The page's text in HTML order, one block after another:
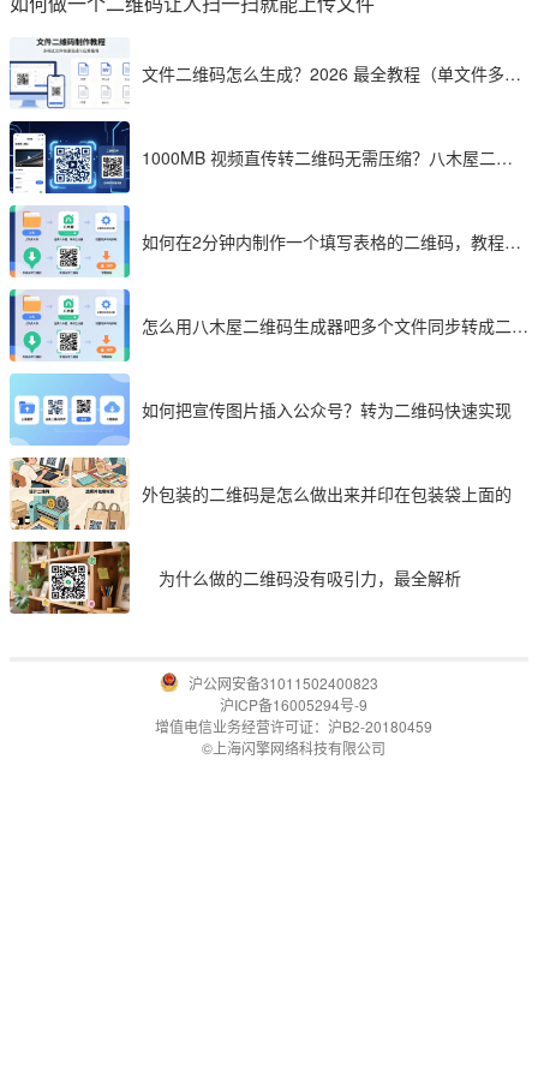
文件二维码怎么生成？2026 最全教程（单文件多文
1000MB 视频直传转二维码无需压缩？八木屋二维
如何在2分钟内制作一个填写表格的二维码，教程分
怎么用八木屋二维码生成器吧多个文件同步转成二维
如何把宣传图片插入公众号？转为二维码快速实现
外包装的二维码是怎么做出来并印在包装袋上面的
为什么做的二维码没有吸引力，最全解析
沪公网安备31011502400823
沪ICP备16005294号-9
增值电信业务经营许可证：沪B2-20180459
©上海闪擎网络科技有限公司